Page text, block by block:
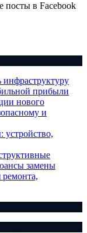
посты в Facebook
инфраструктуру
прибыли
нового
и
устройство,
замены